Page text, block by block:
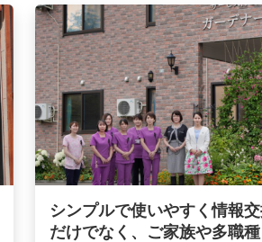
シンプルで使いやすく情報
だけでなく、ご家族や多職